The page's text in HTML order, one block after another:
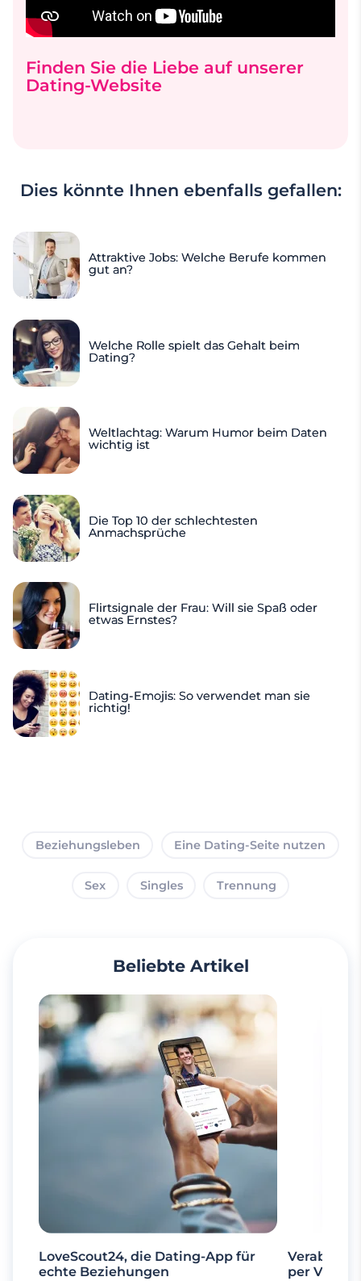
Finden Sie die Liebe auf unserer
Dating-Website
Dies könnte Ihnen ebenfalls gefallen:
Attraktive Jobs: Welche Berufe kommen
gut an?
Welche Rolle spielt das Gehalt beim
Dating?
Weltlachtag: Warum Humor beim Daten
wichtig ist
Die Top 10 der schlechtesten
Anmachsprüche
Flirtsignale der Frau: Will sie Spaß oder
etwas Ernstes?
Dating-Emojis: So verwendet man sie
richtig!
Beziehungsleben Eine Dating-Seite nutzen
Sex Singles Trennung
Beliebte Artikel
LoveScout24, die Dating-App für
echte Beziehungen
per